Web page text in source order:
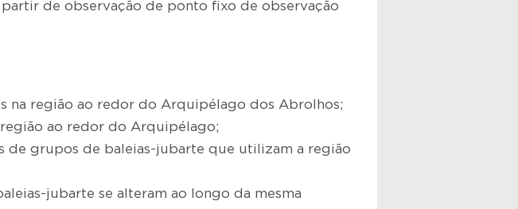
de observação de ponto fixo de observação
na região ao redor do Arquipélago dos Abrolhos;
região ao redor do Arquipélago;
de grupos de baleias-jubarte que utilizam a região
jubarte se alteram ao longo da mesma